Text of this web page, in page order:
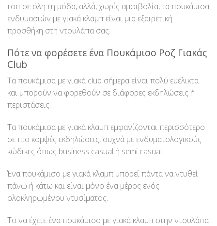
τοπ σε όλη τη μόδα, αλλά, χωρίς αμφιβολία, τα πουκάμισα
ενδυμασιών με γιακά κλαμπ είναι μια εξαιρετική
προσθήκη στη ντουλάπα σας.
Πότε να φορέσετε ένα Πουκάμισο Ροζ Γιακάς
Club
Τα πουκάμισα με γιακά club σήμερα είναι πολύ ευέλικτα
και μπορούν να φορεθούν σε διάφορες εκδηλώσεις ή
περιστάσεις.
Τα πουκάμισα με γιακά κλαμπ εμφανίζονται περισσότερο
σε πιο κομψές εκδηλώσεις, συχνά με ενδυματολογικούς
κώδικες όπως business casual ή semi casual.
Ένα πουκάμισο με γιακά κλαμπ μπορεί πάντα να ντυθεί
πάνω ή κάτω και είναι μόνο ένα μέρος ενός
ολοκληρωμένου ντυσίματος.
Το να έχετε ένα πουκάμισο με γιακά κλαμπ στην ντουλάπα